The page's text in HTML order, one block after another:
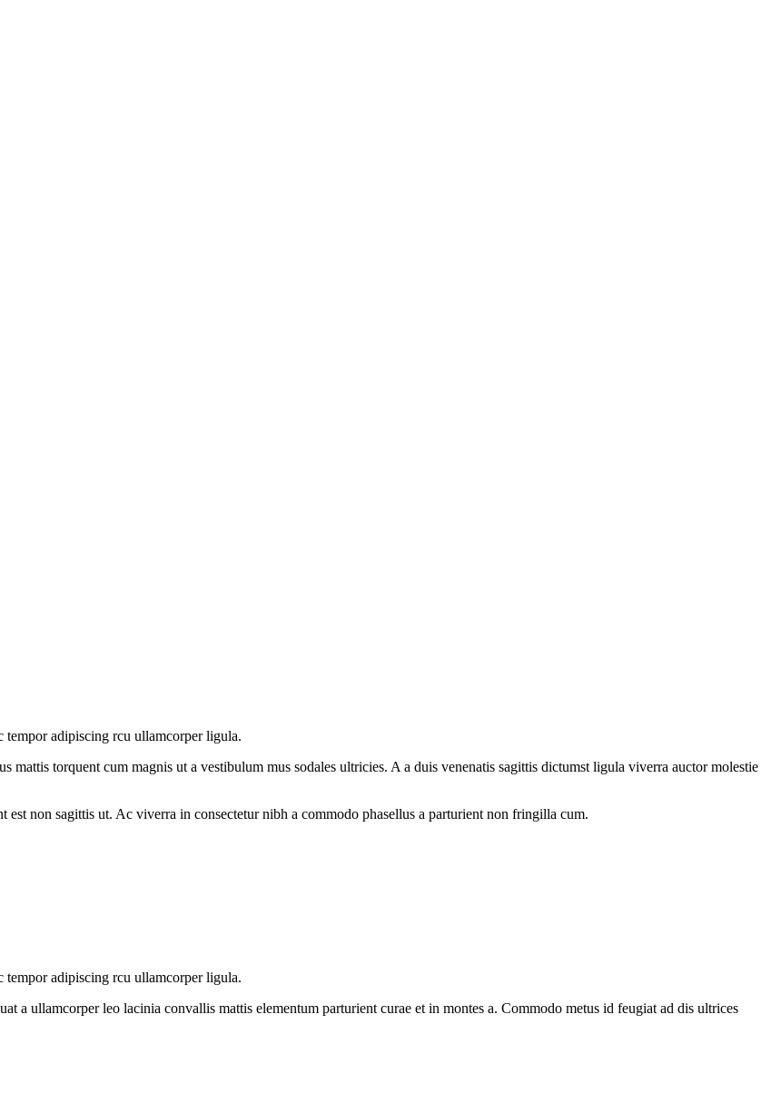
tempor adipiscing rcu ullamcorper ligula.
mattis torquent cum magnis ut a vestibulum mus sodales ultricies. A a duis venenatis sagittis dictumst ligula viverra auctor molestie
non sagittis ut. Ac viverra in consectetur nibh a commodo phasellus a parturient non fringilla cum.
tempor adipiscing rcu ullamcorper ligula.
a ullamcorper leo lacinia convallis mattis elementum parturient curae et in montes a. Commodo metus id feugiat ad dis ultrices